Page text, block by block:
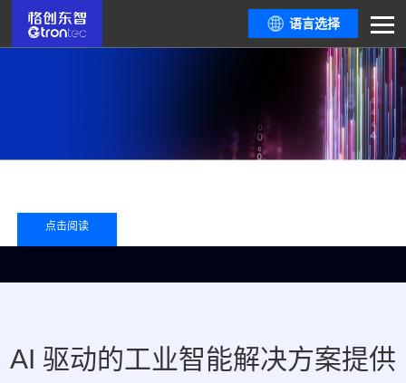
语言选择
点击阅读
AI 驱动的工业智能解决方案提供